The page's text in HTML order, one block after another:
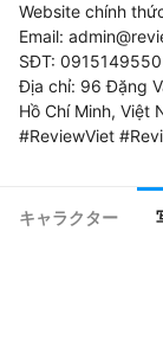
Website chính
Email:
SĐT: 0915149550
Địa chỉ: 96 Đặng
Hồ Chí Minh, Việt
キャラクター